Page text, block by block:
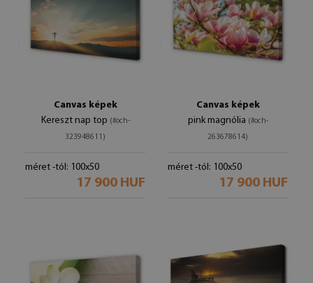
Canvas képek
Kereszt nap top (#och-
323948611)
méret -tól: 100x50
17 900 HUF
Canvas képek
pink magnólia (#och-
263678614)
méret -tól: 100x50
17 900 HUF